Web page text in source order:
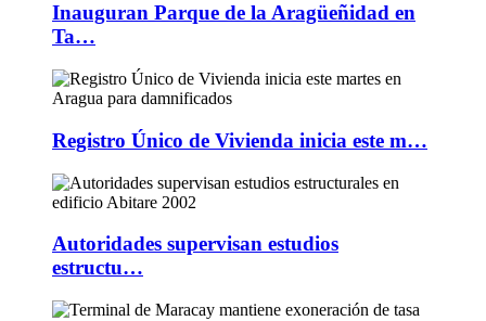
Inauguran Parque de la Aragüeñidad en
Ta…
Registro Único de Vivienda inicia este m…
Autoridades supervisan estudios
estructu…